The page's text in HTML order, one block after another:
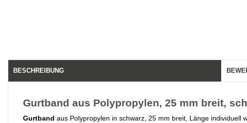
BESCHREIBUNG
Gurtband aus Polypropylen, 25 mm breit,
Gurtband aus Polypropylen in schwarz, 25 mm breit, Länge individuell